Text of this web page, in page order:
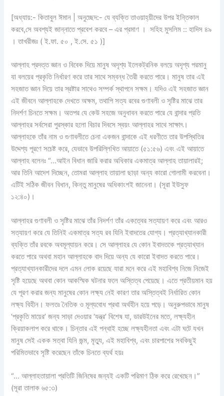
[অধ্যায়:- কিতাবুল ঈমান | অনুচ্ছেদ:- যে ব্যক্তি তাওয়াহ্‌য়ীদের উপর ইন্তিকাল
করবে,সে অবশ্যই জান্নাতে প্রবেশ করবে – এর প্রমাণ । সহিহ মুসলিম :: হাদিস ৪৯
। তাখরীজঃ ( ই.ফা. ৫০ , ই.সে. ৫১ )]
আল্লাহ প্রদত্ত জ্ঞান ও বিবেক দিয়ে মানুষ অদৃশ্য ইলেকট্রনিক বলয়ে অদৃশ্য পরমানু
যা বলয়ের প্রকৃতি নির্ধারণ করে তার সাথে সম্বন্ধ তৈরী করতে পারে। মানুষ তার এই
সহজাত জ্ঞান দিয়ে তার স্রষ্টার সাথেও সম্পর্ক স্থাপনে সক্ষম। যদিও এই সহজাত জ্ঞান
এই জীবনে আল্লাহকে দেখতে অক্ষম, তথাপি সত্য রবের গুণাবলী ও সৃষ্টির মাঝে তার
নিদর্শণ চিনতে সক্ষম। অতপর যে কেউ সহজে অনুধাবন করতে পারে যে বান্দার প্রতি
আল্লাহর সর্বসেরা পুরস্কার হলো বিচার দিবসে স্বয়ং আল্লাহর সাথে সাক্ষাৎ।
আল্লাহকে তাঁর নাম ও গুণাবলীতে চেনা একজন বান্দাকে এই ধরণীতে তার উপস্থিতির
উদ্দেশ্য পূরণে সচেষ্ট করে, যেভাবে উপরিল্লিখিত আয়াতে (৫১:৫৬) এবং এই আয়াতে
আল্লাহ বলেনঃ “…আইন বিধান জারি করার অধিকার একমাত্র আল্লাহ তায়ালারই;
আর তিনি আদেশ দিচ্ছেন, তোমরা আল্লাহ তায়ালা ছাড়া অন্য কারো গোলামী করবেনা।
এটিই সঠিক জীবন বিধান, কিন্তু মানুষের অধিকাংশই জানেনা। (সূরা ইউসুফ
১২:৪০)।
আল্লাহর গুণাবলী ও সৃষ্টির মাঝে তাঁর নিদর্শণ তাঁর একত্বের সত্যায়ণ করে এবং আরও
সত্যায়ণ করে যে তিনিই একমাত্র সত্য রব যিনি ইবাদতের যোগ্য। প্রত্যাখ্যানকারী
ব্যক্তি তাঁর রবকে অবমূল্যায়ন করে। সে আল্লাহর যে কোন ইবাদতকে প্রত্যাখ্যান
করতে পারে অথবা মহান আল্লাহকে বাদ দিয়ে অন্য যে কারো ইবাদত করতে পারে।
প্রত্যাখ্যানকারীদের দলে এমন লোক রয়েছে যারা মনে করে এই মহাবিশ্ব নিজে নিজেই
সৃষ্টি হয়েছে অথবা কোন আকস্মিক ঘটনার ফলে অস্তিত্ব পেয়েছে। এতে প্রতীয়মান হয়
যে পূরণ করার জন্য মানুষের কোন লক্ষ্য নেই কারণ তার অস্তিত্বই নির্ধারিত কোন
লক্ষ্য বিহীন। ফলতঃ নৈতিক ও মূল্যবোধ প্রথা অর্থহীন হয়ে পড়ে। অনুরুপভাবে মানুষ
‘প্রকৃতি মায়ের’ জন্য সাড়া দেওয়ার ‘যন্ত্র’ বিশেষ যা, ডারউইনের মতে, লক্ষ্যহীন
ক্রিয়াকলাপ করে থাকে। চিন্তার এই পন্থাই হচ্ছে লক্ষ্যহীনতা এবং এটা ঘটে যখন
মানুষ সেই একক সত্বা যিনি জন্ম, মৃত্যু, এই মহাবিশ্ব, এবং চারপাশের সবকিছুই
পরিমিতভাবে সৃষ্টি করেছেন তাঁকে চিনতে ব্যর্থ হয়ঃ
“… আল্লাহতায়ালা প্রতিটি জিনিষের জন্যই একটি পরিমাণ ঠিক করে রেখেছেন।”
(সূরা তালাক ৬৫:৩)